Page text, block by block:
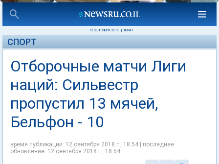
12 СЕНТЯБРЯ 2018 08:41
СПОРТ
Отборочные матчи Лиги
наций: Сильвестр
пропустил 13 мячей,
Бельфон - 10
время публикации: 12 сентября 2018 г., 18:54 | последнее
обновление: 12 сентября 2018 г., 18:54